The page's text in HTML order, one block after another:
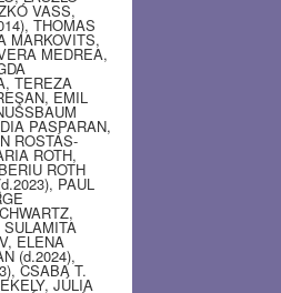
VASS,
THOMAS
MARKOVITS,
MEDREA,
TEREZA
EMIL
PASPARAN,
ROSTÁS-
ROTH,
ROTH
PAUL
ELENA
(d.2024),
CSABA T.
JÚLIA